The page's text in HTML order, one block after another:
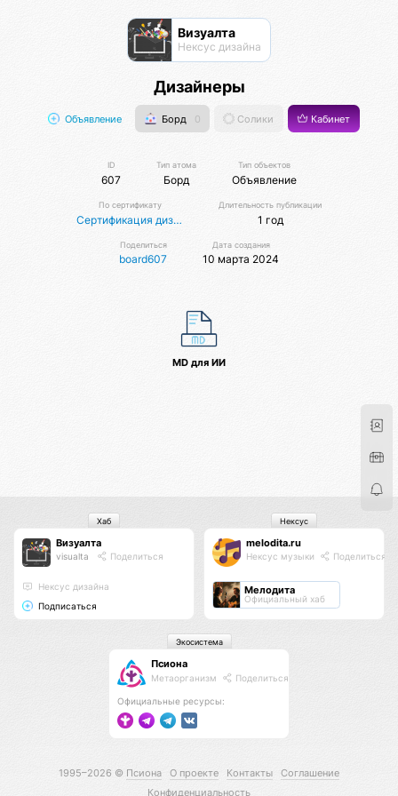
Визуалта
Нексус дизайна
Дизайнеры
Объявление Борд 0 Солики Кабинет
ID
607
Тип атома
Борд
Тип объектов
Объявление
По сертификату
Сертификация дизайнеров
Длительность публикации
1 год
Поделиться
board607
Дата создания
10 марта 2024
MD для ИИ
Визуалта
visualta Поделиться
Нексус дизайна
Подписаться
Хаб
melodita.ru
Нексус музыки Поделиться
Мелодита
Официальный хаб
Нексус
Псиона
Метаорганизм Поделиться
Официальные ресурсы:
Экосистема
1995–2026 © Псиона О проекте Контакты
Соглашение
Конфиденциальность